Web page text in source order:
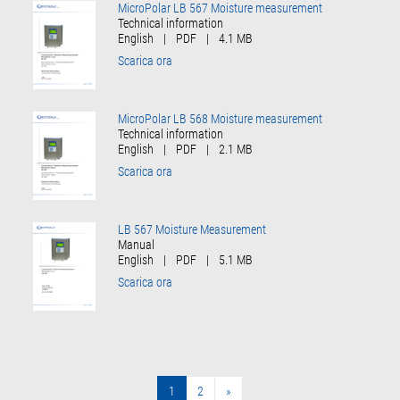
MicroPolar LB 567 Moisture measurement
Technical information
English
| PDF |
4.1 MB
Scarica ora
MicroPolar LB 568 Moisture measurement
Technical information
English
| PDF |
2.1 MB
Scarica ora
LB 567 Moisture Measurement
Manual
English
| PDF |
5.1 MB
Scarica ora
1 2 »